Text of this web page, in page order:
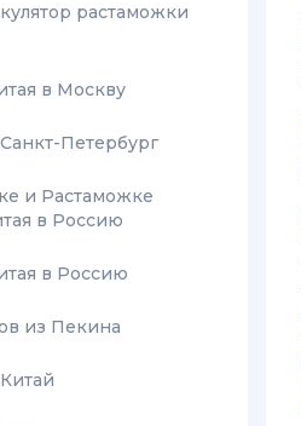
растаможки
в Москву
Петербург
и Растаможке
в Россию
в Россию
из Пекина